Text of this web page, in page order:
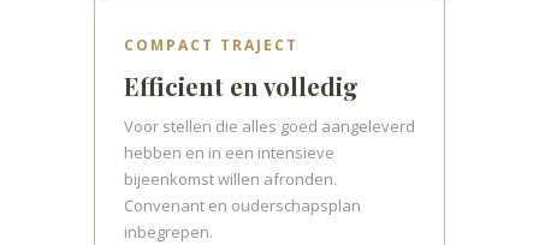
COMPACT TRAJECT
Efficient en volledig
Voor stellen die alles goed aangeleverd
hebben en in een intensieve
bijeenkomst willen afronden.
Convenant en ouderschapsplan
inbegrepen.